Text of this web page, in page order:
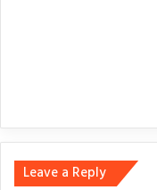
Leave a Reply